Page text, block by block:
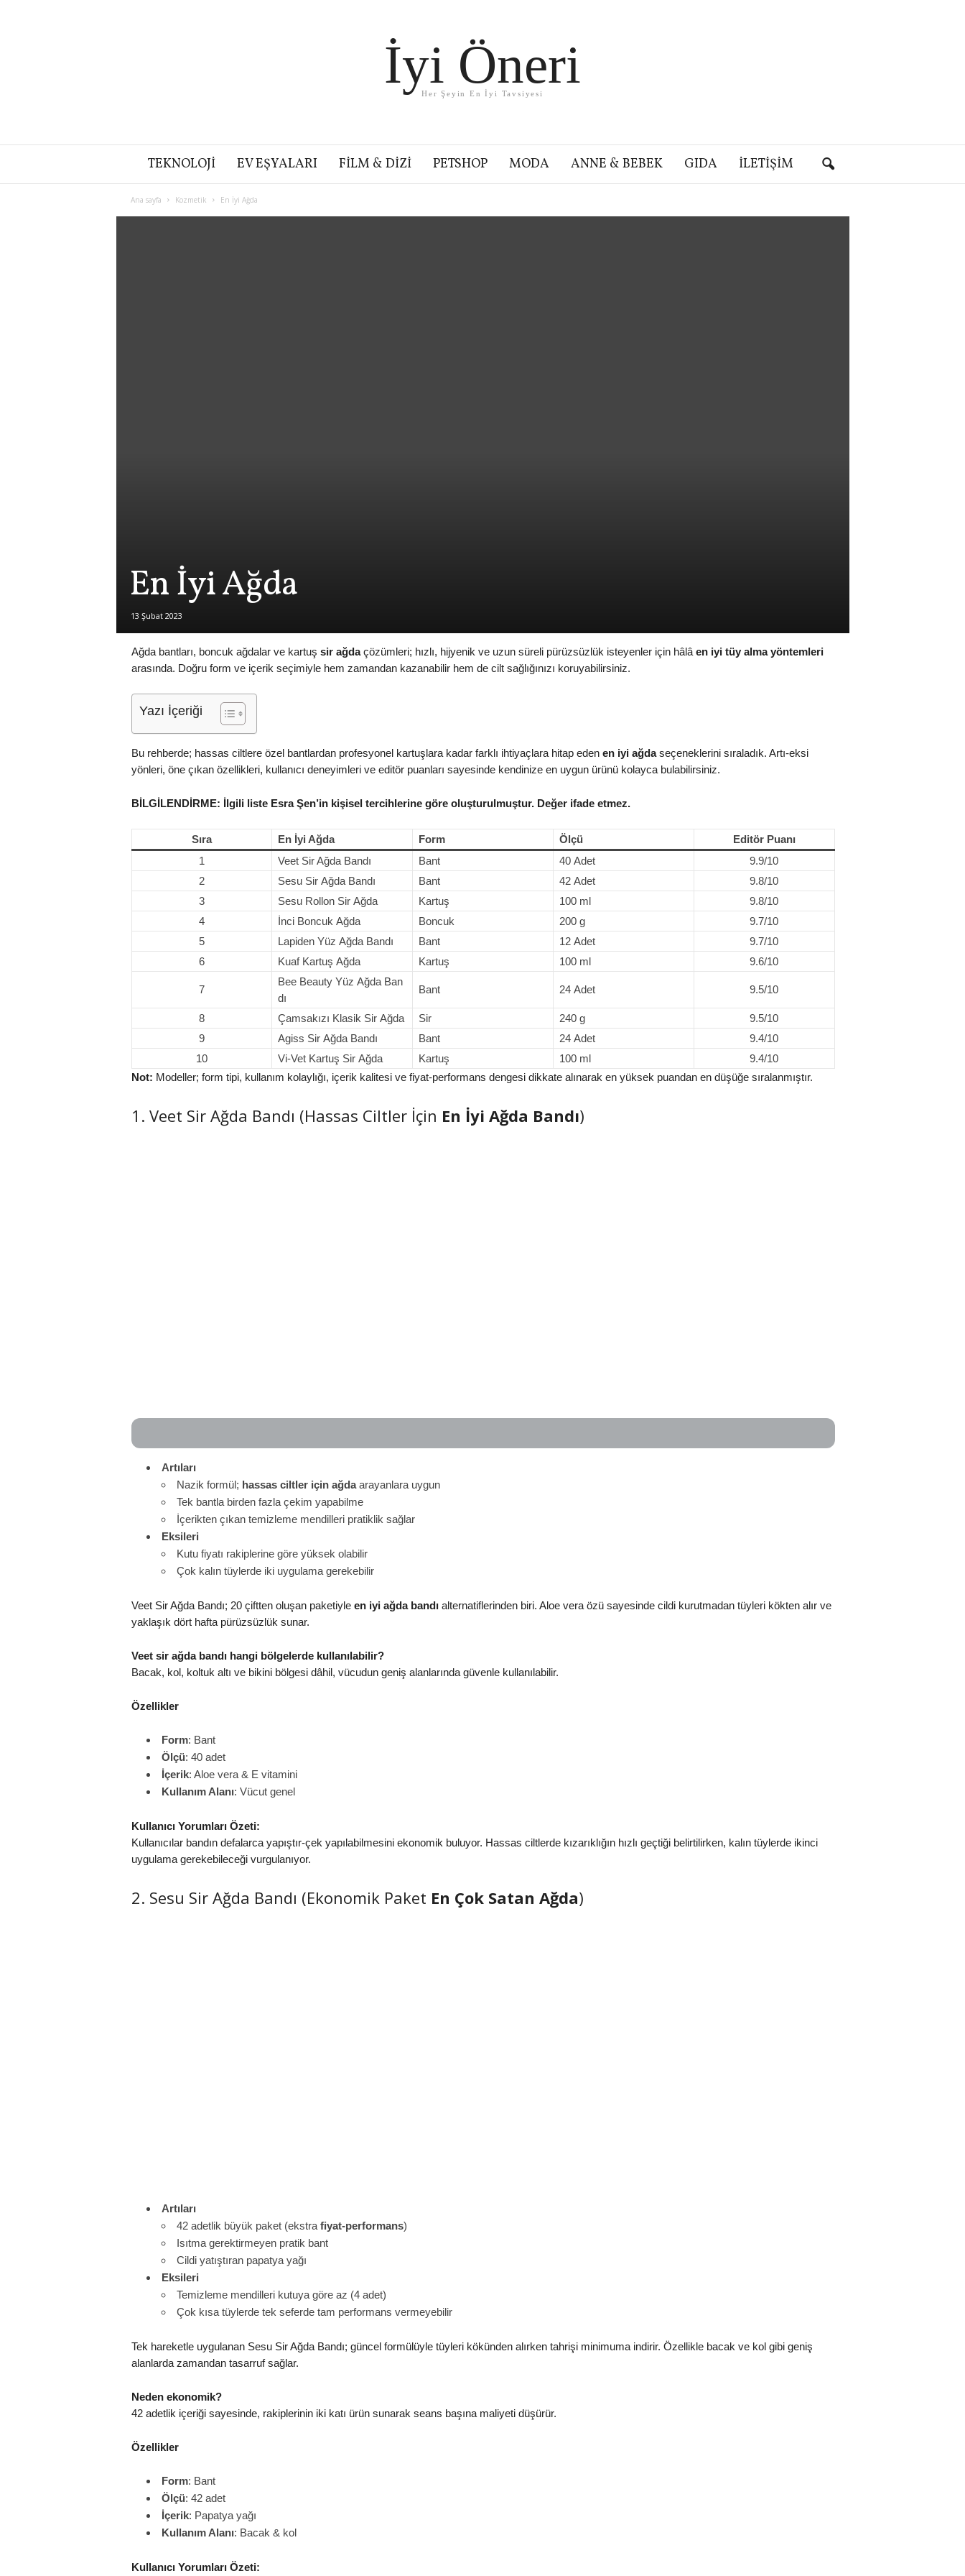
İyi Öneri
Her Şeyin En İyi Tavsiyesi
TEKNOLOJI EV EŞYALARI FILM & DIZI PETSHOP MODA ANNE & BEBEK GIDA İLETIŞIM
Ana sayfa Kozmetik En İyi Ağda
En İyi Ağda
13 Şubat 2023
Ağda bantları, boncuk ağdalar ve kartuş sir ağdaçözümleri; hızlı, hijyenik ve uzun süreli pürüzsüzlük isteyenler için hâlâ en iyi tüy alma yöntemleri
arasında. Doğru form ve içerik seçimiyle hem zamandan kazanabilir hem de cilt sağlığınızı koruyabilirsiniz.
Yazı İçeriği
Bu rehberde; hassas ciltlere özel bantlardan profesyonel kartuşlara kadar farklı ihtiyaçlara hitap eden en iyi ağdaseçeneklerini sıraladık. Artı‑eksi
yönleri, öne çıkan özellikleri, kullanıcı deneyimleri ve editör puanları sayesinde kendinize en uygun ürünü kolayca bulabilirsiniz.
BİLGİLENDİRME: İlgili liste Esra Şen’in kişisel tercihlerine göre oluşturulmuştur. Değer ifade etmez.
Sıra En İyi Ağda Form Ölçü
Editör Puanı
1
Veet Sir Ağda Bandı Bant 40 Adet
9.9/10
2
Sesu Sir Ağda Bandı Bant 42 Adet
9.8/10
3
Sesu Rollon Sir Ağda Kartuş 100 ml
9.8/10
4
İnci Boncuk Ağda Boncuk 200 g
9.7/10
5
Lapiden Yüz Ağda Bandı Bant 12 Adet
9.7/10
6
Kuaf Kartuş Ağda Kartuş 100 ml 9.6/10
7
Bee Beauty Yüz Ağda Ban
dı
Bant 24 Adet 9.5/10
8 Çamsakızı Klasik Sir Ağda Sir 240 g
9.5/10
9
Agiss Sir Ağda Bandı Bant 24 Adet
9.4/10
10
Vi‑Vet Kartuş Sir Ağda Kartuş 100 ml
9.4/10
Not: Modeller; form tipi, kullanım kolaylığı, içerik kalitesi ve fiyat‑performans dengesi dikkate alınarak en yüksek puandan en düşüğe sıralanmıştır.
1. Veet Sir Ağda Bandı (Hassas Ciltler İçin En İyi Ağda Bandı)
Artıları
Nazik formül; hassas ciltler için ağdaarayanlara uygun
Tek bantla birden fazla çekim yapabilme
İçerikten çıkan temizleme mendilleri pratiklik sağlar
Eksileri
Kutu fiyatı rakiplerine göre yüksek olabilir
Çok kalın tüylerde iki uygulama gerekebilir
Veet Sir Ağda Bandı; 20 çiftten oluşan paketiyle en iyi ağda bandıalternatiflerinden biri. Aloe vera özü sayesinde cildi kurutmadan tüyleri kökten alır ve
yaklaşık dört hafta pürüzsüzlük sunar.
Veet sir ağda bandı hangi bölgelerde kullanılabilir?
Bacak, kol, koltuk altı ve bikini bölgesi dâhil, vücudun geniş alanlarında güvenle kullanılabilir.
Özellikler
Form: Bant
Ölçü: 40 adet
İçerik: Aloe vera & E vitamini
Kullanım Alanı: Vücut genel
Kullanıcı Yorumları Özeti:
Kullanıcılar bandın defalarca yapıştır‑çek yapılabilmesini ekonomik buluyor. Hassas ciltlerde kızarıklığın hızlı geçtiği belirtilirken, kalın tüylerde ikinci
uygulama gerekebileceği vurgulanıyor.
2. Sesu Sir Ağda Bandı (Ekonomik Paket En Çok Satan Ağda)
Artıları
42 adetlik büyük paket (ekstra fiyat‑performans)
Isıtma gerektirmeyen pratik bant
Cildi yatıştıran papatya yağı
Eksileri
Temizleme mendilleri kutuya göre az (4 adet)
Çok kısa tüylerde tek seferde tam performans vermeyebilir
Tek hareketle uygulanan Sesu Sir Ağda Bandı; güncel formülüyle tüyleri kökünden alırken tahrişi minimuma indirir. Özellikle bacak ve kol gibi geniş
alanlarda zamandan tasarruf sağlar.
Neden ekonomik?
42 adetlik içeriği sayesinde, rakiplerinin iki katı ürün sunarak seans başına maliyeti düşürür.
Özellikler
Form: Bant
Ölçü: 42 adet
İçerik: Papatya yağı
Kullanım Alanı: Bacak & kol
Kullanıcı Yorumları Özeti: